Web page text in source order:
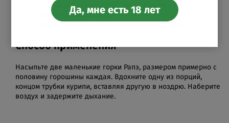
актуальна профилактика заболеваний сердечной и
дыхательной системы;
нужно повысить уровень мозговой активности.
Способ применения
Насыпьте две маленькие горки Рапэ, размером примерно с
половину горошины каждая. Вдохните одну из порций,
концом трубки курипи, вставляя другую в ноздрю. Наберите
воздух и задержите дыхание.
Да, мне есть 18 лет